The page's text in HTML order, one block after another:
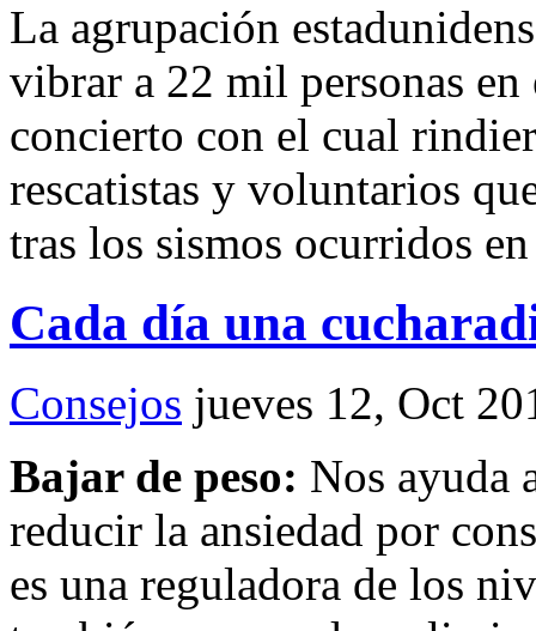
La agrupación
vibrar a 22 mil personas
concierto con el cual
rescatistas y voluntarios
tras los sismos ocurridos
Cada día una
Consejos jueves 12, Oct
Bajar de peso: Nos ayuda
reducir la ansiedad por
es una reguladora de los